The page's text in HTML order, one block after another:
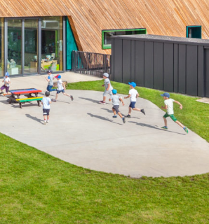
&
salle
sportif
Bummelbus
Bus scolaire
Mobilitéits